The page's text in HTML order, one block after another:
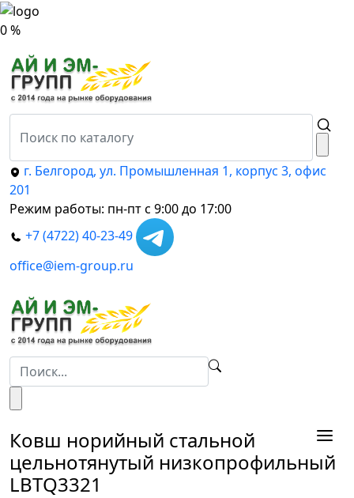
0 %
г. Белгород, ул. Промышленная 1, корпус 3, офис
201
Режим работы: пн-пт с 9:00 до 17:00
+7 (4722) 40-23-49
office@iem-group.ru
Ковш норийный стальной
цельнотянутый низкопрофильный
LBTQ3321